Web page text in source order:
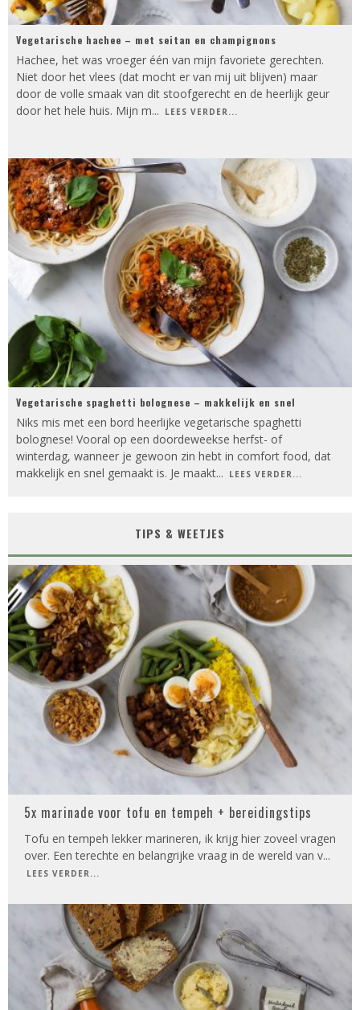
Vegetarische hachee – met seitan en champignons
Hachee, het was vroeger één van mijn favoriete gerechten.
Niet door het vlees (dat mocht er van mij uit blijven) maar
door de volle smaak van dit stoofgerecht en de heerlijk geur
door het hele huis. Mijn m... LEES VERDER...
Vegetarische spaghetti bolognese – makkelijk en snel
Niks mis met een bord heerlijke vegetarische spaghetti
bolognese! Vooral op een doordeweekse herfst- of
winterdag, wanneer je gewoon zin hebt in comfort food, dat
makkelijk en snel gemaakt is. Je maakt... LEES VERDER...
TIPS & WEETJES
5x marinade voor tofu en tempeh + bereidingstips
Tofu en tempeh lekker marineren, ik krijg hier zoveel vragen
over. Een terechte en belangrijke vraag in de wereld van v...
LEES VERDER...